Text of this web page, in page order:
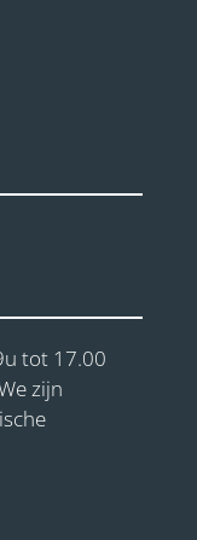
tot 17.00
zijn